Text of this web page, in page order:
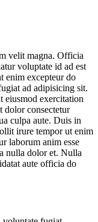
velit magna. Officia
voluptate id ad est
enim excepteur do
ad adipisicing sit.
eiusmod exercitation
dolor consectetur
culpa aute. Duis in
irure tempor ut enim
laborum anim esse
nulla dolor et. Nulla
aute officia do